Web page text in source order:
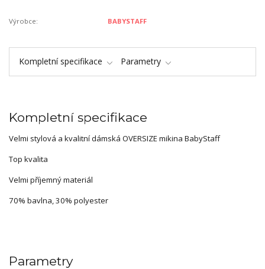
Výrobce: BABYSTAFF
Kompletní specifikace Parametry
Kompletní specifikace
Velmi stylová a kvalitní dámská OVERSIZE mikina BabyStaff
Top kvalita
Velmi příjemný materiál
70% bavlna, 30% polyester
Parametry